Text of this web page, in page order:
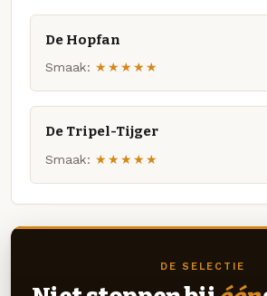
De Hopfan
Smaak: ★★★★★
De Tripel-Tijger
Smaak: ★★★★★
DE SELECTIE